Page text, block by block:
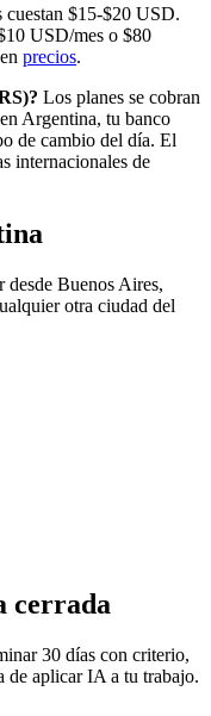
$15-$20 USD.
USD/mes o $80
precios.
)? Los planes se cobran
Argentina, tu banco
de cambio del día. El
internacionales de
desde Buenos Aires,
otra ciudad del
cerrada
30 días con criterio,
de aplicar IA a tu trabajo.